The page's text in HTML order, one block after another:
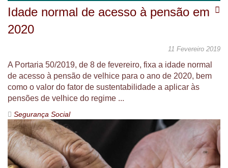
Idade normal de acesso à pensão em
2020
11 Fevereiro 2019
A Portaria 50/2019, de 8 de fevereiro, fixa a idade normal
de acesso à pensão de velhice para o ano de 2020, bem
como o valor do fator de sustentabilidade a aplicar às
pensões de velhice do regime ...
Segurança Social